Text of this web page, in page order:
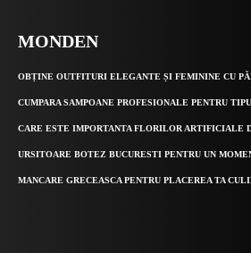
MONDEN
OBȚINE OUTFITURI ELEGANTE ȘI FEMININE CU
CUMPARA SAMPOANE PROFESIONALE PENTRU
CARE ESTE IMPORTANTA FLORILOR ARTIFICIALE
URSITOARE BOTEZ BUCURESTI PENTRU UN
MANCARE GRECEASCA PENTRU PLACEREA TA